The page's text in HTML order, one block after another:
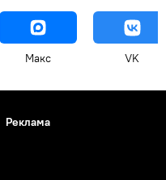
Макс VK
Реклама